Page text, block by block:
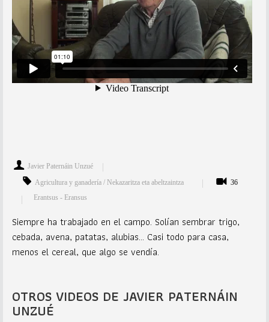
Javier Paternáin Unzué
Agricultura y ganadería / Nekazaritza eta abeltzaintza
36
Erantsus - Eransus
Siempre ha trabajado en el campo. Solían sembrar trigo,
cebada, avena, patatas, alubias… Casi todo para casa,
menos el cereal, que algo se vendía.
OTROS VIDEOS DE JAVIER PATERNÁIN
UNZUÉ